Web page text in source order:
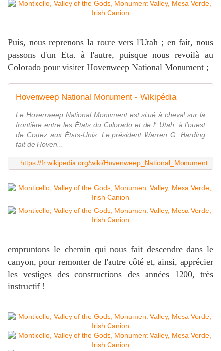
Puis, nous reprenons la route vers l'Utah ; en fait, nous
passons d'un Etat à l'autre, puisque nous revoilà au
Colorado pour visiter Hovenweep National Monument ;
Hovenweep National Monument - Wikipédia
Le Hovenweep National Monument est situé à cheval sur la
frontière entre les États du Colorado et de l' Utah, à l'ouest
de Cortez aux États-Unis. Le président Warren G. Harding
fait de Hoven...
https://fr.wikipedia.org/wiki/Hovenweep_National_Monument
empruntons le chemin qui nous fait descendre dans le
canyon, pour remonter de l'autre côté et, ainsi, apprécier
les vestiges des constructions des années 1200, très
instructif !